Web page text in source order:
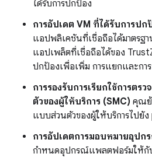
ได้รับการปกป้อง
การอัปเดต VM ที่ได้รับการปก
แอปพลิเคชันที่เชื่อถือได้มาตรฐ
แอปเพล็ตที่เชื่อถือได้ของ
ปกป้องเพื่อเพิ่ม การแยกและกา
การรองรับการเรียกใช้การต
ตัวของผู้ให้บริการ (SMC) คุณย้
แบบส่วนตัวของผู้ให้บริการไปยัง
การอัปเดตการมอบหมายอุปก
กำหนดอุปกรณ์แพลตฟอร์มให้กับ